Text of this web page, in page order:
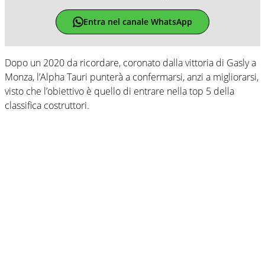
Entra nel canale WhatsApp
Dopo un 2020 da ricordare, coronato dalla vittoria di Gasly a
Monza, l’Alpha Tauri punterà a confermarsi, anzi a migliorarsi,
visto che l’obiettivo è quello di entrare nella top 5 della
classifica costruttori.